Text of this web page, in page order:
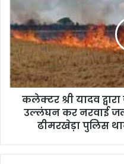
कलेक्टर श्री यादव
उल्लंघन कर नरवाई
ढीमरखेड़ा पुलिस